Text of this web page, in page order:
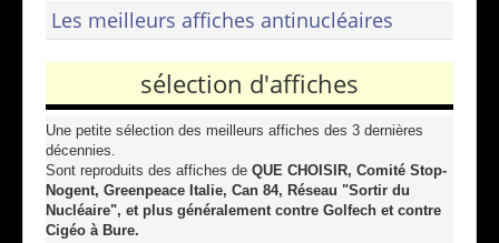
Les meilleurs affiches antinucléaires
sélection d'affiches
Une petite sélection des meilleurs affiches des 3 dernières
décennies.
Sont reproduits des affiches de QUE CHOISIR, Comité Stop-
Nogent, Greenpeace Italie, Can 84, Réseau "Sortir du
Nucléaire", et plus généralement contre Golfech et contre
Cigéo à Bure.